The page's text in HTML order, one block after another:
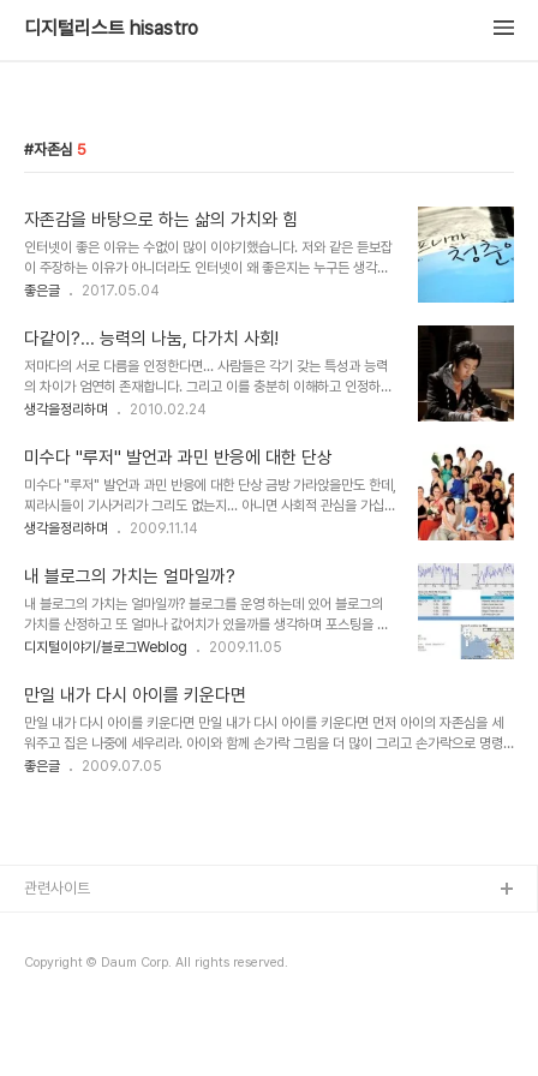
디지털리스트 hisastro
자존심 5
자존감을 바탕으로 하는 삶의 가치와 힘
인터넷이 좋은 이유는 수없이 많이 이야기했습니다. 저와 같은 듣보잡
이 주장하는 이유가 아니더라도 인터넷이 왜 좋은지는 누구든 생각할
수 있을 겁니다. 그런데, 이런 건 좀 다른 측면이라고 생각합니다. 일반
우 직접적이지 않기 때문에 어떤 사안들을 감정이 개입되지 않으면서
도 받아들일 수 있다는 점입니다. 특히 참고하고자 하는 경우 정말 좋
다고 생각합니다. 단, 그러기 위해서는 충동구매처럼 휘둘리는 마음이
어서는 안 된다는 겁니다. 이것이 쉽지 않은 게 인터넷이라는 공간이,
아니 현 세상이 지닌 구조적 문제가 사람을 혹하게 만드는 성향이 많아
못 될지 모른다고 하는 강박이나 ..
좋은글 2017.05.04
다같이?... 능력의 나눔, 다가치 사회!
저마다의 서로 다름을 인정한다면... 사람들은 각기 갖는 특성과 능력
의 차이가 엄연히 존재합니다. 그리고 이를 충분히 이해하고 인정하여
야 합니다. 하지만 이러한 사실을 명확히 알고 있음에도 우리는 종종
는 빈도가 많다는데 심각성이 있습니다. 그것도 힘의 흐름으로 점철됩
니다. -어른이 아이에게... 상사가 부하에게... 등등- 물론 저마다 지닌
그 사람만의 잠재적 능력을 최대한으로 끌어올리기 위하여... 특정 상
대와의 비교를 통한 자극과 격려로써 긍정적 변화를 유도 -최근 인기
를 끌었던 드라마 "공부의 신"과 같은 일들이 이 사회에 보편적으로 일
분 경쟁적 잣대 -또..
생각을정리하며 2010.02.24
미수다 "루저" 발언과 과민 반응에 대한 단상
미수다 "루저" 발언과 과민 반응에 대한 단상 금방 가라앉을만도 한데,
찌라시들이 기사거리가 그리도 없는지... 아니면 사회적 관심을 가십꺼
리로 돌려 진짜 걱정하고 이슈화되어야 할 사안들에서 멀어지도록 하
지 않는 듯 합니다. 소송도 줄을 잇는다고 합니다. 껀수 제대로 잡은 듯
하지만, 우스운 꼴이라고 밖에 생각되지 않습니다. 찌라시들과 위정자
들은 좋아 죽습니다. 이 좋은 호기가 어디있나 하고 아마 계속 우려먹
을 겁니다. 물론 많은 분들이 또한 반론을 제기하고 있고 차분히 아무
런 대응을 하지 않는 현명한 모습임음을 압니다. 또한 가만히 있는 것
그 글을 올리는 것이 뭐 큰..
생각을정리하며 2009.11.14
내 블로그의 가치는 얼마일까?
내 블로그의 가치는 얼마일까? 블로그를 운영 하는데 있어 블로그의
가치를 산정하고 또 얼마나 값어치가 있을까를 생각하며 포스팅을 하
거나 블로그를 관리하지는 않을 겁니다. 저 또한 마찬가지구요... 블로
들로 인하여-영향은 분명 끼쳤다고 할 수 있지만- 블로글 운영하면서
받는 댓가라고 하기엔 어느 분의 말씀처럼 정말 초라해지는 느낌을 너
머 자존심이 상하는 마음이 생기지 않을 수 없을 겁니다. 다만, 흥미로
또는 자부심을 갖는 다는 차원에서... 찾은 정보 하나를 포스팅하고자
합니다. 아마도 이미 알고 계신 분들도 계시리라 생각합니다... 이는 쓰
디지털이야기/블로그Weblog 2009.11.05
만일 내가 다시 아이를 키운다면
만일 내가 다시 아이를 키운다면 만일 내가 다시 아이를 키운다면 먼저 아이의 자존심을 세
워주고 집은 나중에 세우리라. 아이와 함께 손가락 그림을 더 많이 그리고 손가락으로 명령
하는 일은 덜 하리라. 아이를 바로잡으려고 덜 노력하고 아이와 하나가 되려고 더 많이 노력
좋은글 2009.07.05
Copyright © Daum Corp. All rights reserved.
관련사이트